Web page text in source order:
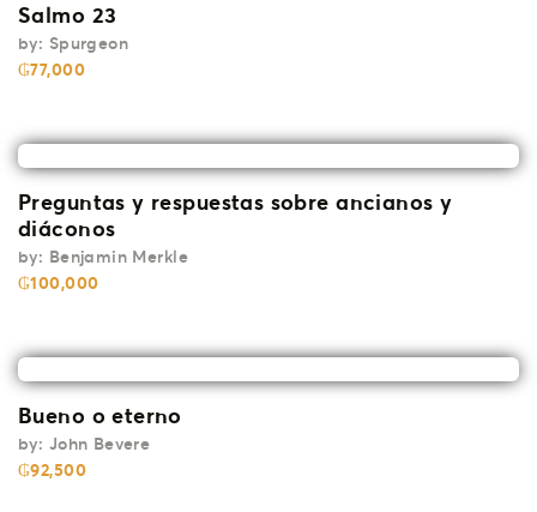
Salmo 23
by: Spurgeon
₲77,000
Preguntas y respuestas sobre ancianos y
diáconos
by: Benjamin Merkle
₲100,000
Bueno o eterno
by: John Bevere
₲92,500